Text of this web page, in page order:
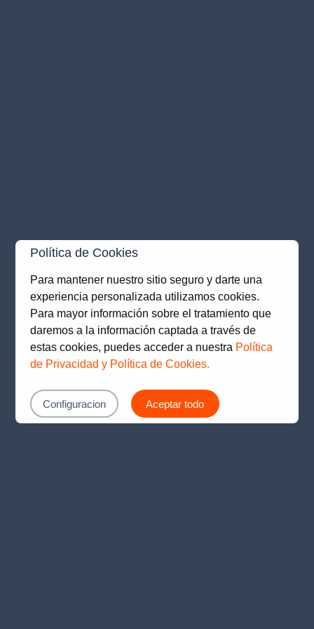
Política de Cookies
Para mantener nuestro sitio seguro y darte una
experiencia personalizada utilizamos cookies.
Para mayor información sobre el tratamiento que
daremos a la información captada a través de
estas cookies, puedes acceder a nuestra Política
de Privacidad y Política de Cookies.
Aceptar todo
Configuracion
Application error: a client-side exception has occurred while
loadingwww.prima.com.pe(see the browser console
more information).